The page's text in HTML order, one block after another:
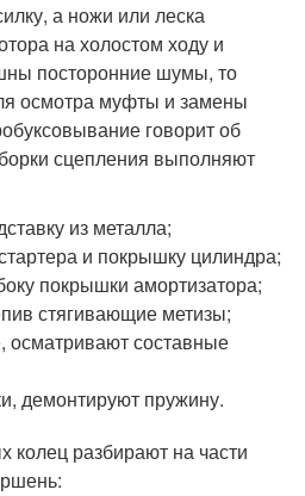
а ножи или леска
на холостом ходу и
посторонние шумы, то
осмотра муфты и замены
говорит об
сцепления выполняют
из металла;
и покрышку цилиндра;
покрышки амортизатора;
стягивающие метизы;
осматривают составные
демонтируют пружину.
разбирают на части